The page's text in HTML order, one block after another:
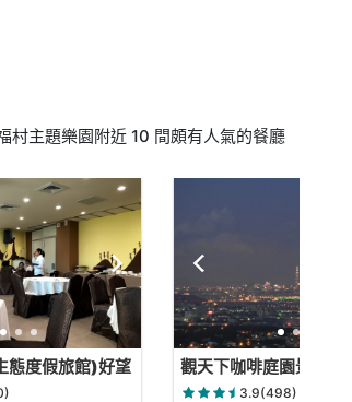
村主題樂園附近 10 間頗有人氣的餐廳
態度假旅館)好望
觀天下咖啡庭園景觀餐廳
3.9(498)